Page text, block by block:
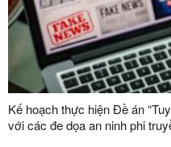
Kế hoạch thực hiện Đề án
với các đe dọa an ninh phi